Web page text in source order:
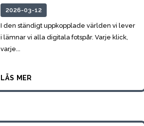
2026-03-12
I den ständigt uppkopplade världen vi lever
i lämnar vi alla digitala fotspår. Varje klick,
varje...
läs mer